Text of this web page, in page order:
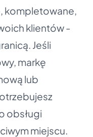
kompletowane,
klientów -
Jeśli
markę
lub
obsługi
miejscu.